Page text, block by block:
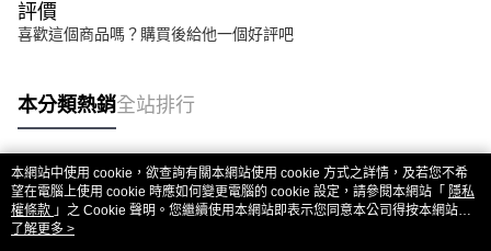
評價
喜歡這個商品嗎？購買後給他一個好評吧
本分類熱銷全站排行
熱門標籤
本網站中使用 cookie，欲查詢有關本網站使用 cookie 方式之詳情，及若您不希
望在電腦上使用 cookie 時應如何變更電腦的 cookie 設定，請參閱本網站「 隱私
權條款 」之 Cookie 聲明。您繼續使用本網站即表示您同意本公司得按本網站使
用條款之 Cookie 聲明使用 cookie。
了解更多 >